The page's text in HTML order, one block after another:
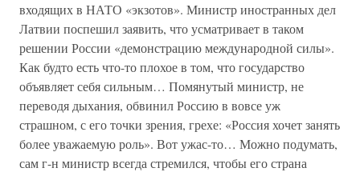
входящих в НАТО «экзотов». Министр иностранных дел
Латвии поспешил заявить, что усматривает в таком
решении России «демонстрацию международной силы».
Как будто есть что-то плохое в том, что государство
объявляет себя сильным… Помянутый министр, не
переводя дыхания, обвинил Россию в вовсе уж
страшном, с его точки зрения, грехе: «Россия хочет занять
более уважаемую роль». Вот ужас-то… Можно подумать,
сам г-н министр всегда стремился, чтобы его страна